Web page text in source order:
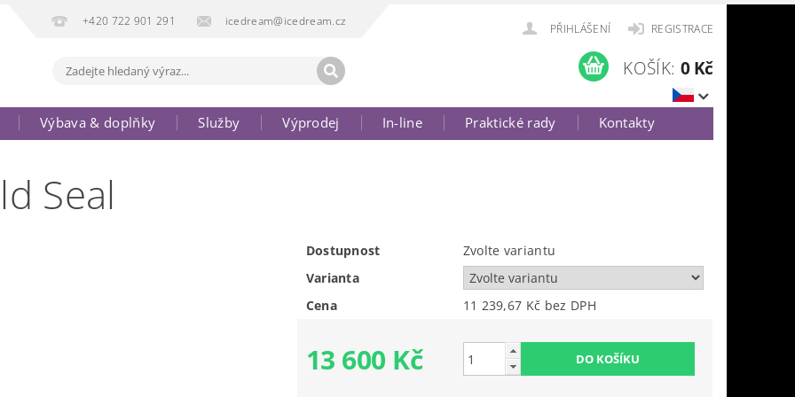
+420 722 901 291 icedream@icedream.cz
PŘIHLÁŠENÍ REGISTRACE
KOŠÍK: 0 Kč
Výbava & doplňky Služby Výprodej In-line Praktické rady
Kontakty
Seal
Dostupnost
Zvolte variantu
Varianta
Cena
11 239,67 Kč bez DPH
13 600 Kč